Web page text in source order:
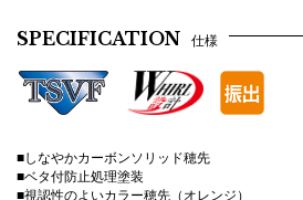
SPECIFICATION 仕様
■しなやかカーボンソリッド穂先
■ベタ付防止処理塗装
■視認性のよいカラー穂先（オレンジ）